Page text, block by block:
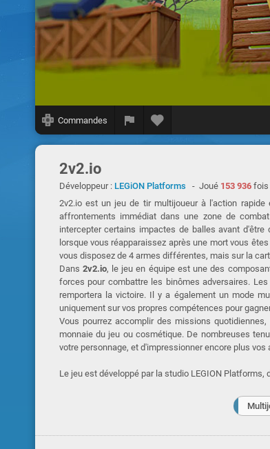
Commandes
2v2.io
Développeur : LEGiON Platforms - Joué 153 936fois
2v2.io est un jeu de tir multijoueur à l'action
affrontements immédiat dans une zone de
intercepter certains impactes de balles avant
lorsque vous réapparaissez après une mort vous
vous disposez de 4 armes différentes, mais sur la
Dans 2v2.io, le jeu en équipe est une des
forces pour combattre les binômes adversaires.
remportera la victoire. Il y a également un mode
uniquement sur vos propres compétences pour
Vous pourrez accomplir des missions
monnaie du jeu ou cosmétique. De nombreuses
votre personnage, et d'impressionner encore plus
Le jeu est développé par la studio LEGION